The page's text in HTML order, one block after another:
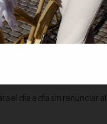
que aporta un acabado
el día a día sin renunciar